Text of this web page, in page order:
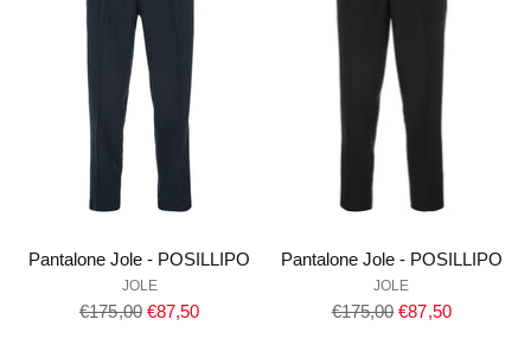
Pantalone Jole - POSILLIPO
JOLE
Prezzo
€175,00 €87,50
Pantalone Jole - POSILLIPO
JOLE
Prezzo
€175,00 €87,50